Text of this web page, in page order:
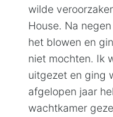
wilde
House. Na
het blowen en
niet mochten. Ik
uitgezet en ging
afgelopen jaar
wachtkamer